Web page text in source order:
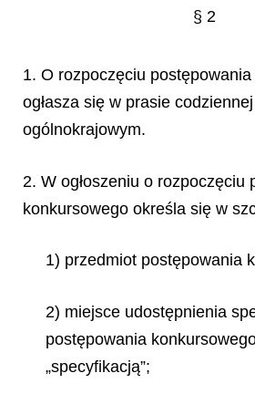
§ 2
1. O rozpoczęciu
ogłasza się w prasie
ogólnokrajowym.
2. W ogłoszeniu o rozpoczęciu
konkursowego określa się w
1) przedmiot postępowania
2) miejsce udostępnienia
postępowania
„specyfikacją”;